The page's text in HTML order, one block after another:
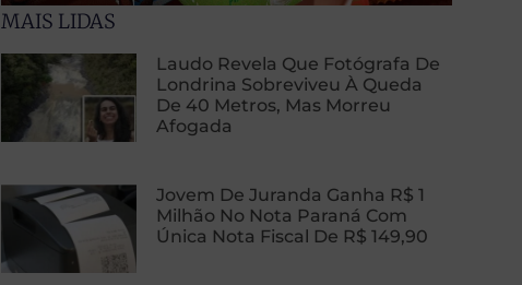
MAIS LIDAS
Laudo Revela Que Fotógrafa De
Londrina Sobreviveu À Queda
De 40 Metros, Mas Morreu
Afogada
Jovem De Juranda Ganha R$ 1
Milhão No Nota Paraná Com
Única Nota Fiscal De R$ 149,90